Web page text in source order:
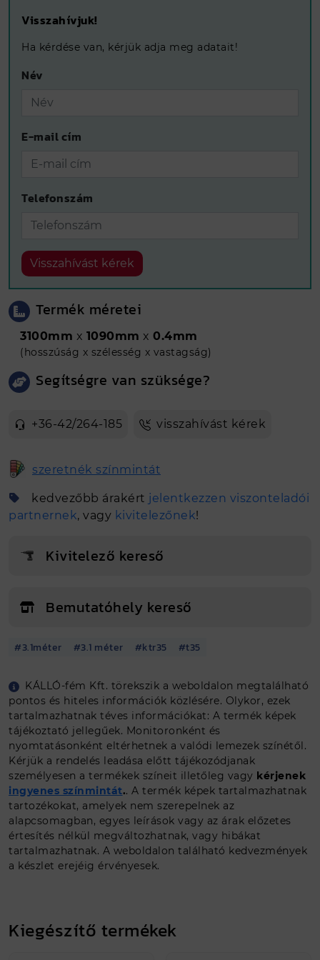
Visszahívjuk!
Ha kérdése van, kérjük adja meg adatait!
Név
E-mail cím
Telefonszám
Visszahívást kérek
Termék méretei
3100mm x 1090mm x 0.4mm
(hosszúság x szélesség x vastagság)
Segítségre van szüksége?
+36-42/264-185 visszahívást kérek
szeretnék színmintát
kedvezőbb árakért jelentkezzen viszonteladói
partnernek, vagy kivitelezőnek!
Kivitelező kereső
Bemutatóhely kereső
Ajánlat kérés
#3.1méter #3.1 méter #ktr35 #t35
KÁLLÓ-fém Kft. törekszik a weboldalon megtalálható
pontos és hiteles információk közlésére. Olykor, ezek
tartalmazhatnak téves információkat: A termék képek
tájékoztató jellegűek. Monitoronként és
nyomtatásonként eltérhetnek a valódi lemezek színétől.
Kérjük a rendelés leadása előtt tájékozódjanak
személyesen a termékek színeit illetőleg vagy kérjenek
ingyenes színmintát.. A termék képek tartalmazhatnak
tartozékokat, amelyek nem szerepelnek az
alapcsomagban, egyes leírások vagy az árak előzetes
értesítés nélkül megváltozhatnak, vagy hibákat
tartalmazhatnak. A weboldalon található kedvezmények
a készlet erejéig érvényesek.
Kiegészítő termékek